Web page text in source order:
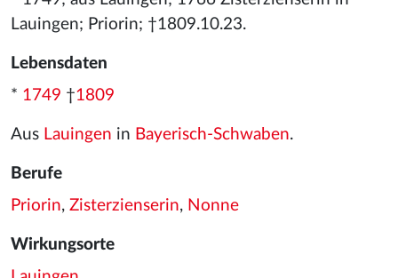
Lauingen; Priorin; †1809.10.23.
Lebensdaten
* 1749 †1809
Aus Lauingen in Bayerisch-Schwaben.
Berufe
Priorin, Zisterzienserin, Nonne
Wirkungsorte